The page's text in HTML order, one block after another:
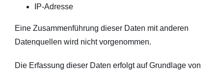
IP-Adresse
Eine Zusammenführung dieser Daten mit anderen
Datenquellen wird nicht vorgenommen.
Die Erfassung dieser Daten erfolgt auf Grundlage von